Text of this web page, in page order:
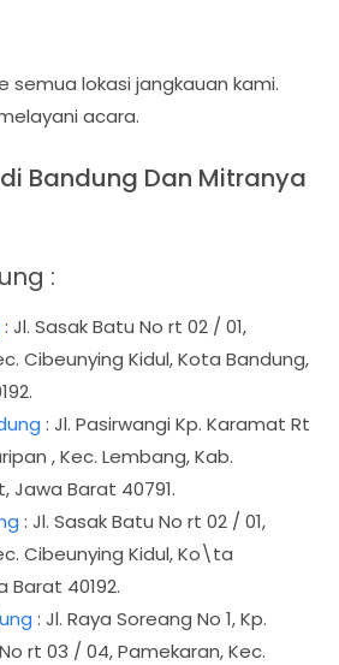
semua lokasi jangkauan kami.
acara.
Bandung Dan Mitranya
:
: Jl. Sasak Batu No rt 02 / 01,
Cibeunying Kidul, Kota Bandung,
: Jl. Pasirwangi Kp. Karamat Rt
, Kec. Lembang, Kab.
Jawa Barat 40791.
: Jl. Sasak Batu No rt 02 / 01,
Cibeunying Kidul, Ko\ta
Barat 40192.
: Jl. Raya Soreang No 1, Kp.
rt 03 / 04, Pamekaran, Kec.